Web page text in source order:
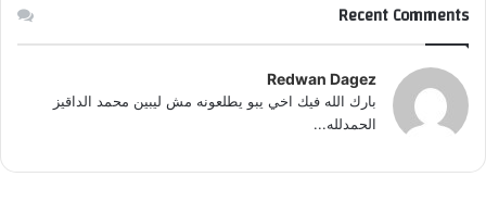
Recent Comments
Redwan Dagez
بارك الله فيك اخي يبو يطلعونه مش ليبين محمد الداقيز
الحمدلله...